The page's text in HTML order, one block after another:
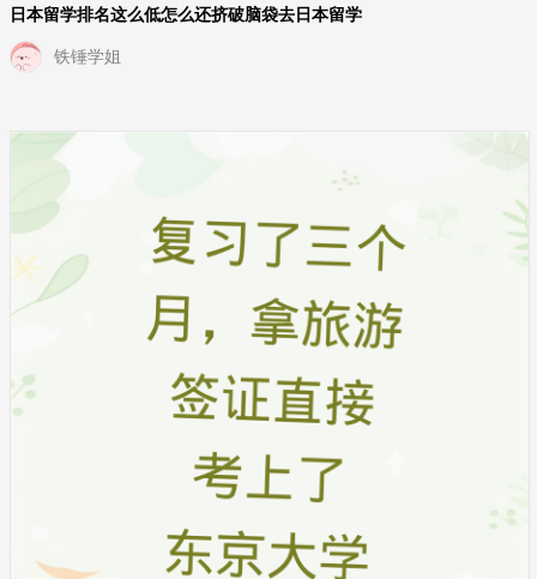
日本留学排名这么低怎么还挤破脑袋去日本留学
铁锤学姐